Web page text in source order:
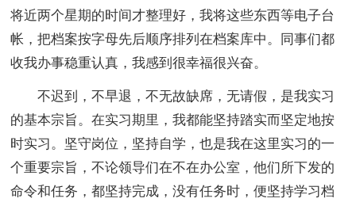
将近两个星期的时间才整理好，我将这些东西等电子台
帐，把档案按字母先后顺序排列在档案库中。同事们都
收我办事稳重认真，我感到很幸福很兴奋。
不迟到，不早退，不无故缺席，无请假，是我实习
的基本宗旨。在实习期里，我都能坚持踏实而坚定地按
时实习。坚守岗位，坚持自学，也是我在这里实习的一
个重要宗旨，不论领导们在不在办公室，他们所下发的
命令和任务，都坚持完成，没有任务时，便坚持学习档